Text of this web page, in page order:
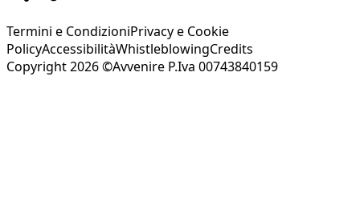
Termini e CondizioniPrivacy e Cookie
PolicyAccessibilitàWhistleblowingCredits
Copyright 2026 ©Avvenire P.Iva 00743840159